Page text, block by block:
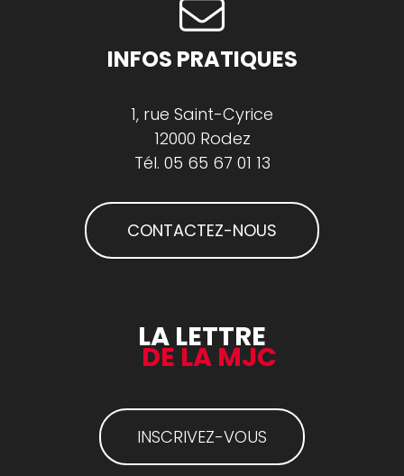
INFOS PRATIQUES
1, rue Saint-Cyrice
12000 Rodez
Tél. 05 65 67 01 13
CONTACTEZ-NOUS
LA LETTRE
DE LA MJC
INSCRIVEZ-VOUS